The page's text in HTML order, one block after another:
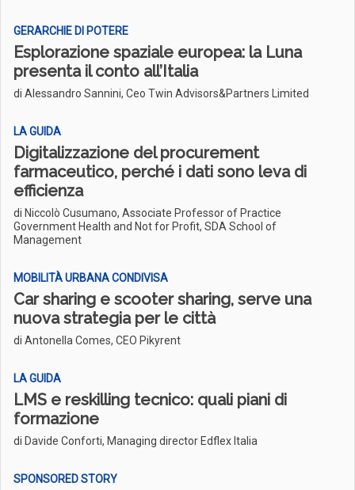
GERARCHIE DI POTERE
Esplorazione spaziale europea: la Luna
presenta il conto all’Italia
di Alessandro Sannini, Ceo Twin Advisors&Partners Limited
LA GUIDA
Digitalizzazione del procurement
farmaceutico, perché i dati sono leva di
efficienza
di Niccolò Cusumano, Associate Professor of Practice
Government Health and Not for Profit, SDA School of
Management
MOBILITÀ URBANA CONDIVISA
Car sharing e scooter sharing, serve una
nuova strategia per le città
di Antonella Comes, CEO Pikyrent
LA GUIDA
LMS e reskilling tecnico: quali piani di
formazione
di Davide Conforti, Managing director Edflex Italia
SPONSORED STORY